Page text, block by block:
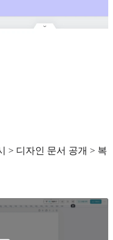
> 디자인 문서 공개 > 복